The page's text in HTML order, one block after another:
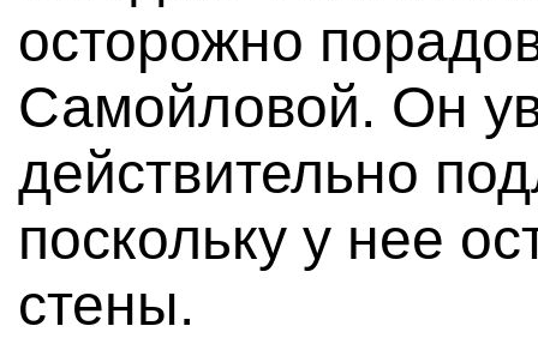
осторожно
Самойловой. Он
действительно
поскольку у нее
стены.